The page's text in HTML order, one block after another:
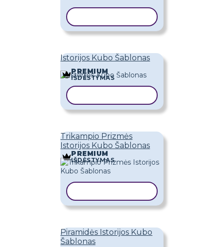
Istorijos Kubo Šablonas
PREMIUM
IŠDĖSTYMAS
Trikampio Prizmės
Istorijos Kubo Šablonas
PREMIUM
IŠDĖSTYMAS
Piramidės Istorijos Kubo
Šablonas